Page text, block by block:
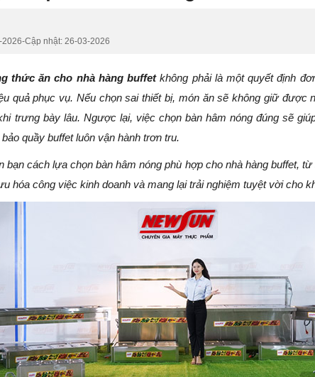
2026-Cập nhật: 26-03-2026
thức ăn cho nhà hàng buffetkhông phải là một quyết định
quả phục vụ. Nếu chọn sai thiết bị, món ăn sẽ không giữ được
trưng bày lâu. Ngược lại, việc chọn bàn hâm nóng đúng sẽ
quầy buffet luôn vận hành trơn tru.
bạn cách lựa chọn bàn hâm nóng phù hợp cho nhà hàng buffet,
hóa công việc kinh doanh và mang lại trải nghiệm tuyệt vời cho